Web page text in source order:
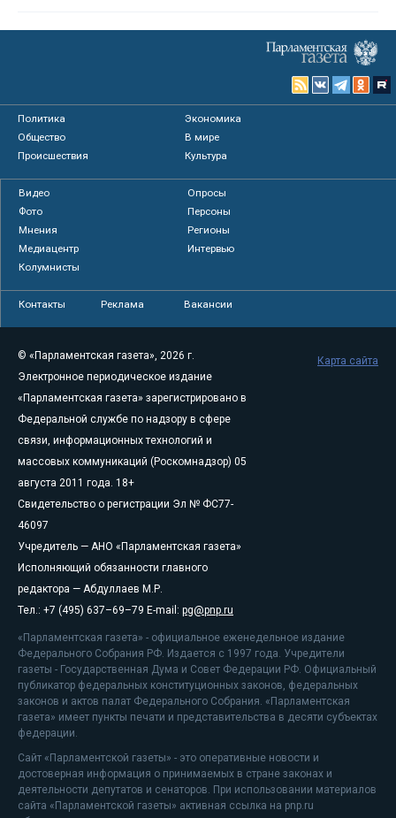
Политика
Экономика
Общество
В мире
Происшествия
Культура
Видео
Опросы
Фото
Персоны
Мнения
Регионы
Медиацентр
Интервью
Колумнисты
Контакты Реклама Вакансии
© «Парламентская газета», 2026 г.
Электронное периодическое издание
«Парламентская газета» зарегистрировано в
Федеральной службе по надзору в сфере
связи, информационных технологий и
массовых коммуникаций (Роскомнадзор) 05
августа 2011 года. 18+
Свидетельство о регистрации Эл № ФС77-
46097
Учредитель — АНО «Парламентская газета»
Исполняющий обязанности главного
редактора — Абдуллаев М.Р.
Тел.: +7 (495) 637–69–79 E-mail: pg@pnp.ru
«Парламентская газета» - официальное еженедельное издание
Федерального Собрания РФ. Издается с 1997 года. Учредители
газеты - Государственная Дума и Совет Федерации РФ. Официальный
публикатор федеральных конституционных законов, федеральных
законов и актов палат Федерального Собрания. «Парламентская
газета» имеет пункты печати и представительства в десяти субъектах
федерации.
Сайт «Парламентской газеты» - это оперативные новости и
достоверная информация о принимаемых в стране законах и
деятельности депутатов и сенаторов. При использовании материалов
сайта «Парламентской газеты» активная ссылка на pnp.ru
Карта сайта